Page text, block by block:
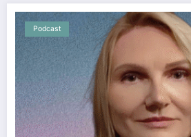
Podcast